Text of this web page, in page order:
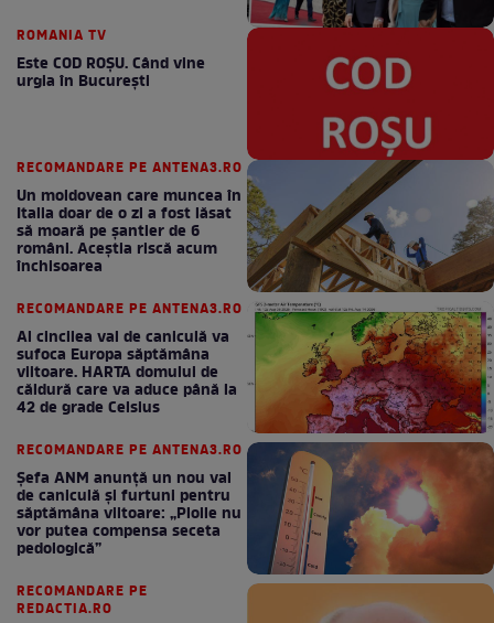
ROMANIA TV
Este COD ROŞU. Când vine
urgia în Bucureşti
RECOMANDARE PE ANTENA3.RO
Un moldovean care muncea în
Italia doar de o zi a fost lăsat
să moară pe şantier de 6
români. Aceștia riscă acum
închisoarea
RECOMANDARE PE ANTENA3.RO
Al cincilea val de caniculă va
sufoca Europa săptămâna
viitoare. HARTA domului de
căldură care va aduce până la
42 de grade Celsius
RECOMANDARE PE ANTENA3.RO
Șefa ANM anunță un nou val
de caniculă și furtuni pentru
săptămâna viitoare: „Ploile nu
vor putea compensa seceta
pedologică”
RECOMANDARE PE
REDACTIA.RO